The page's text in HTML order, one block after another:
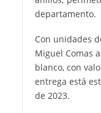
departamento.
Con unidades
Miguel Comas
blanco, con
entrega está
de 2023.